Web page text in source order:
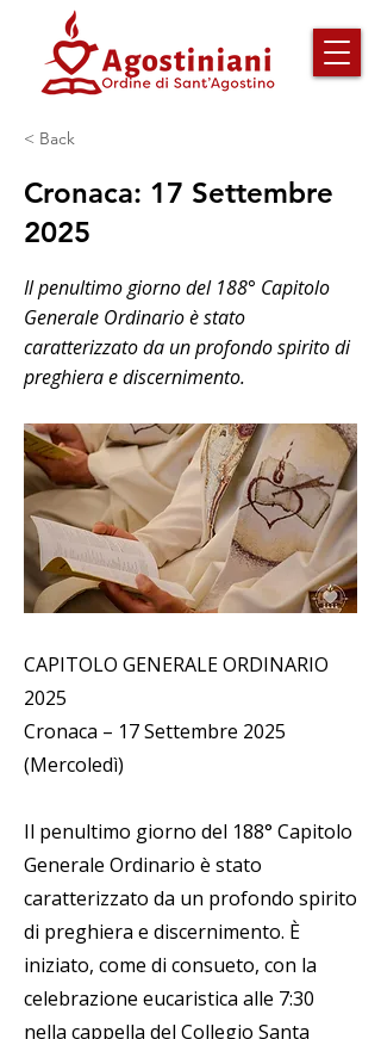
< Back
Cronaca: 17 Settembre
2025
Il penultimo giorno del 188° Capitolo
Generale Ordinario è stato
caratterizzato da un profondo spirito di
preghiera e discernimento.
CAPITOLO GENERALE ORDINARIO
2025
Cronaca – 17 Settembre 2025
(Mercoledì)
Il penultimo giorno del 188° Capitolo
Generale Ordinario è stato
caratterizzato da un profondo spirito
di preghiera e discernimento. È
iniziato, come di consueto, con la
celebrazione eucaristica alle 7:30
nella cappella del Collegio Santa